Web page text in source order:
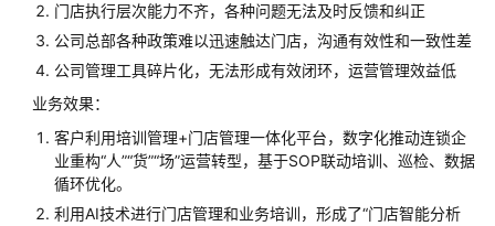
方
案
方
人
培
养
门店执行层次能力不齐，各种问题无法及时反馈和纠正
公司总部各种政策难以迅速触达门店，沟通有效性和一致性差
公司管理工具碎片化，无法形成有效闭环，运营管理效益低
业务效果：
客户利用培训管理+门店管理一体化平台，数字化推动连锁企
业重构“人”“货”“场”运营转型，基于SOP联动培训、巡检、数据
循环优化。
利用AI技术进行门店管理和业务培训，形成了“门店智能分析